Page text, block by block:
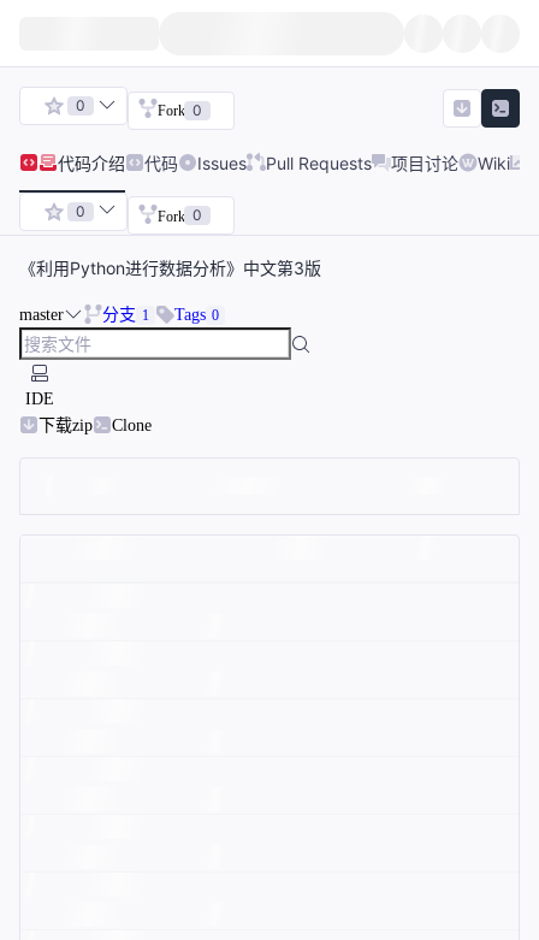
0 Fork 0
代码介绍 代码 Issues Pull Requests 项目讨论 Wiki
0 Fork 0
《利用Python进行数据分析》中文第3版
master 分支 1 Tags 0
IDE
下载zip
Clone